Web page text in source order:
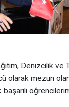
Denizcilik ve
olarak mezun
başarılı